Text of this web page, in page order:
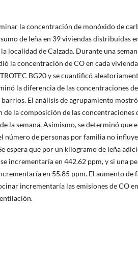
la concentración de monóxido de
de leña en 39 viviendas distribuidas
localidad de Calzada. Durante una
la concentración de CO en cada
BG20 y se cuantificó
la diferencia de las concentraciones
El análisis de agrupamiento mostró
la composición de las concentraciones
la semana. Asimismo, se determinó que
número de personas por familia no
espera que por un kilogramo de leña
incrementaría en 442.62 ppm, y si una
en 55.85 ppm. El aumento de
incrementaría las emisiones de CO en